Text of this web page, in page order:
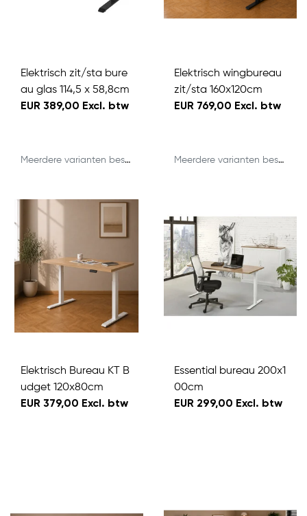
Elektrisch zit/sta bure
au glas 114,5 x 58,8cm
EUR 389,00 Excl. btw
Meerdere varianten beschikbaar
Elektrisch wingbureau
zit/sta 160x120cm
EUR 769,00 Excl. btw
Meerdere varianten beschikbaar
Elektrisch Bureau KT B
udget 120x80cm
EUR 379,00 Excl. btw
Essential bureau 200x1
00cm
EUR 299,00 Excl. btw